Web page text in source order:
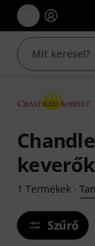
keverők
1 Termékek·
Szűrő